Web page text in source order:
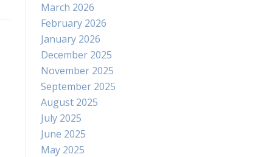
March 2026
February 2026
January 2026
December 2025
November 2025
September 2025
August 2025
July 2025
June 2025
May 2025